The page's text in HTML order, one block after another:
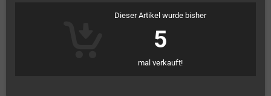
Dieser Artikel wurde bisher
5
mal verkauft!